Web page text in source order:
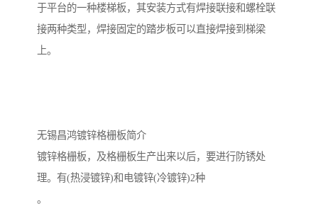
于平台的一种楼梯板，其安装方式有焊接联接和螺栓联
接两种类型，焊接固定的踏步板可以直接焊接到梯梁
上。
无锡昌鸿镀锌格栅板简介
镀锌格栅板，及格栅板生产出来以后，要进行防锈处
理。有(热浸镀锌)和电镀锌(冷镀锌)2种
。